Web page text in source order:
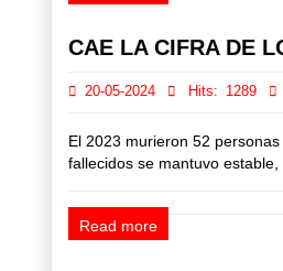
CAE LA CIFRA DE
20-05-2024 Hits: 1289
El 2023 murieron 52
fallecidos se mantuvo
Read more